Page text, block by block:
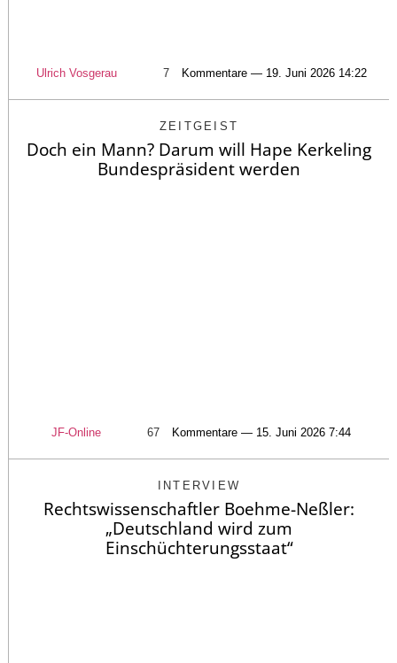
Ulrich Vosgerau 7 Kommentare — 19. Juni 2026 14:22
ZEITGEIST
Doch ein Mann? Darum will Hape Kerkeling
Bundespräsident werden
JF-Online 67 Kommentare — 15. Juni 2026 7:44
INTERVIEW
Rechtswissenschaftler Boehme-Neßler:
„Deutschland wird zum
Einschüchterungsstaat“